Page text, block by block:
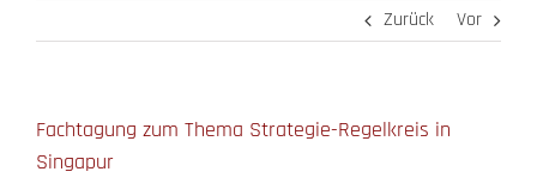
Zurück Vor
Fachtagung zum Thema Strategie-Regelkreis in
Singapur